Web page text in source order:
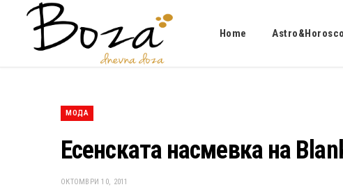
Home
МОДА
Есенската насмевка на
ОКТОМВРИ 10, 2011